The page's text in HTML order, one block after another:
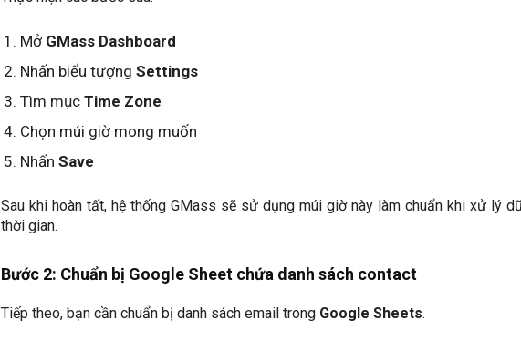
Mở GMass Dashboard
Nhấn biểu tượng Settings
Tìm mục Time Zone
Chọn múi giờ mong muốn
Nhấn Save
Sau khi hoàn tất, hệ thống GMass sẽ sử dụng múi giờ này làm chuẩn khi xử lý
thời gian.
Bước 2: Chuẩn bị Google Sheet chứa danh sách contact
Tiếp theo, bạn cần chuẩn bị danh sách email trong Google Sheets.